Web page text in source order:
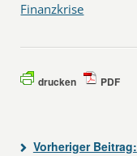
Finanzkrise
drucken PDF
Vorheriger Beitrag: